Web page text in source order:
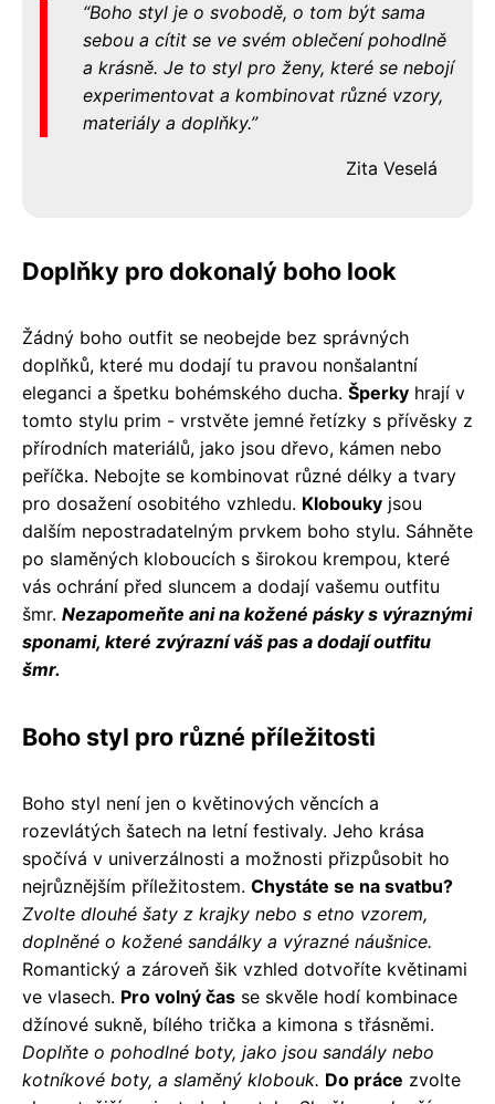
Boho styl je o svobodě, o tom být sama
sebou a cítit se ve svém oblečení pohodlně
a krásně. Je to styl pro ženy, které se nebojí
experimentovat a kombinovat různé vzory,
materiály a doplňky.
Zita Veselá
Doplňky pro dokonalý boho look
Žádný boho outfit se neobejde bez správných
doplňků, které mu dodají tu pravou nonšalantní
eleganci a špetku bohémského ducha. Šperky hrají v
tomto stylu prim - vrstvěte jemné řetízky s přívěsky z
přírodních materiálů, jako jsou dřevo, kámen nebo
peříčka. Nebojte se kombinovat různé délky a tvary
pro dosažení osobitého vzhledu. Klobouky jsou
dalším nepostradatelným prvkem boho stylu. Sáhněte
po slaměných kloboucích s širokou krempou, které
vás ochrání před sluncem a dodají vašemu outfitu
šmr. Nezapomeňte ani na kožené pásky s výraznými
sponami, které zvýrazní váš pas a dodají outfitu
šmr.
Boho styl pro různé příležitosti
Boho styl není jen o květinových věncích a
rozevlátých šatech na letní festivaly. Jeho krása
spočívá v univerzálnosti a možnosti přizpůsobit ho
nejrůznějším příležitostem. Chystáte se na svatbu?
Zvolte dlouhé šaty z krajky nebo s etno vzorem,
doplněné o kožené sandálky a výrazné náušnice.
Romantický a zároveň šik vzhled dotvoříte květinami
ve vlasech. Pro volný čas se skvěle hodí kombinace
džínové sukně, bílého trička a kimona s třásněmi.
Doplňte o pohodlné boty, jako jsou sandály nebo
kotníkové boty, a slaměný klobouk. Do práce zvolte